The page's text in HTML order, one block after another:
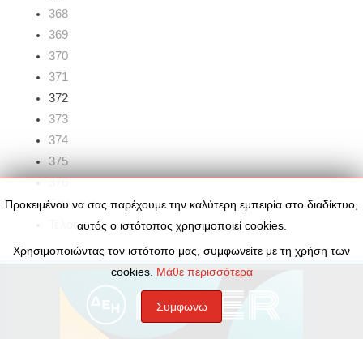
368
369
370
371
372
373
374
375
376
Επόμενο
Τέλος
Προκειμένου να σας παρέχουμε την καλύτερη εμπειρία στο διαδίκτυο,
αυτός ο ιστότοπος χρησιμοποιεί cookies.
Χρησιμοποιώντας τον ιστότοπο μας, συμφωνείτε με τη χρήση των
cookies. Μάθε περισσότερα
Συμφωνώ